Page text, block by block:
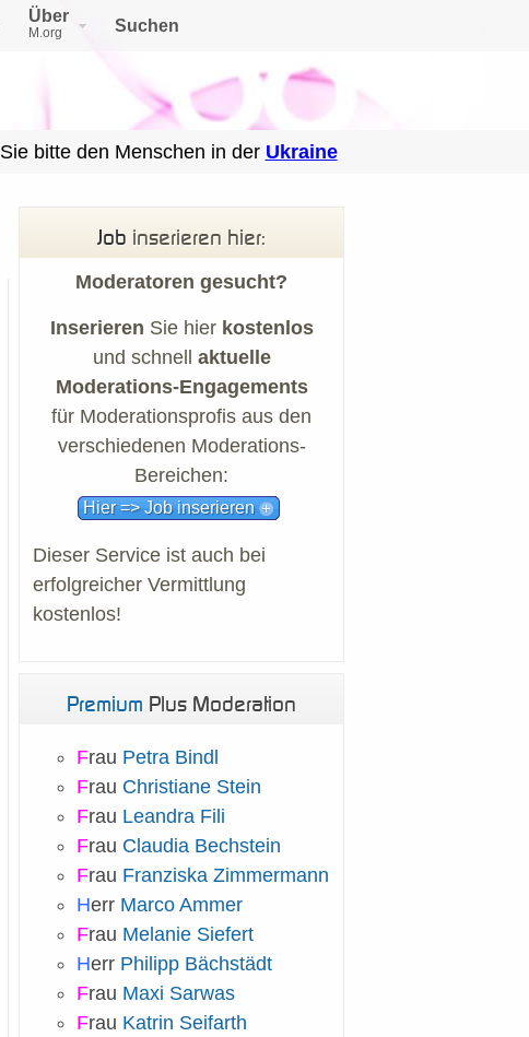
Über
M.org Suchen
Sie bitte den Menschen in der Ukraine
Job inserieren hier:
Moderatoren gesucht?
Inserieren Sie hier kostenlos
und schnell aktuelle
Moderations-Engagements
für Moderationsprofis aus den
verschiedenen Moderations-
Bereichen:
Hier => Job inserieren
Dieser Service ist auch bei
erfolgreicher Vermittlung
kostenlos!
Premium Plus Moderation
Frau Petra Bindl
Frau Christiane Stein
Frau Leandra Fili
Frau Claudia Bechstein
Frau Franziska Zimmermann
Herr Marco Ammer
Frau Melanie Siefert
Herr Philipp Bächstädt
Frau Maxi Sarwas
Frau Katrin Seifarth